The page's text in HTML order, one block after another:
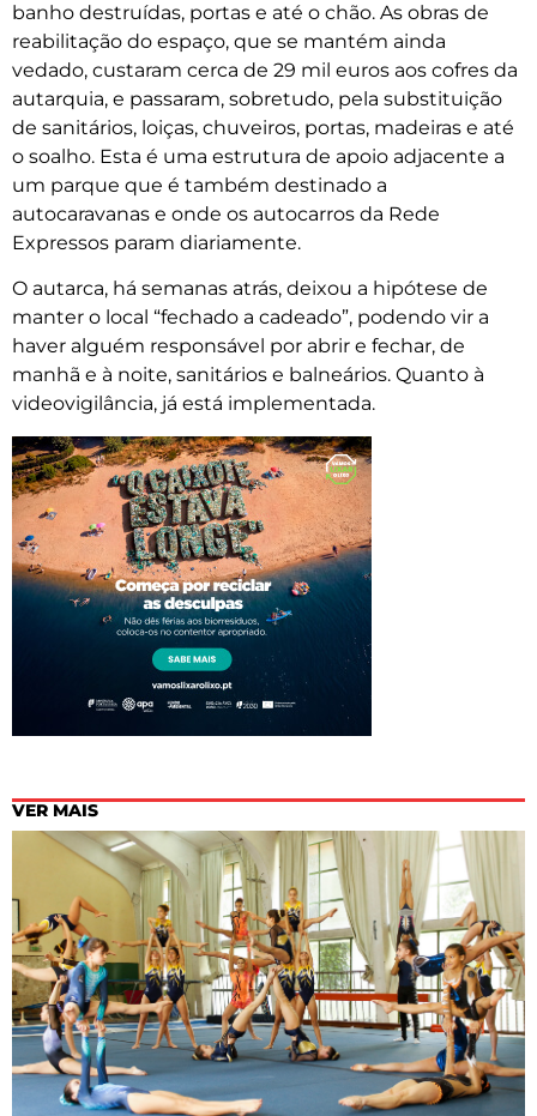
banho destruídas, portas e até o chão. As obras de
reabilitação do espaço, que se mantém ainda
vedado, custaram cerca de 29 mil euros aos cofres da
autarquia, e passaram, sobretudo, pela substituição
de sanitários, loiças, chuveiros, portas, madeiras e até
o soalho. Esta é uma estrutura de apoio adjacente a
um parque que é também destinado a
autocaravanas e onde os autocarros da Rede
Expressos param diariamente.
O autarca, há semanas atrás, deixou a hipótese de
manter o local “fechado a cadeado”, podendo vir a
haver alguém responsável por abrir e fechar, de
manhã e à noite, sanitários e balneários. Quanto à
videovigilância, já está implementada.
VER MAIS